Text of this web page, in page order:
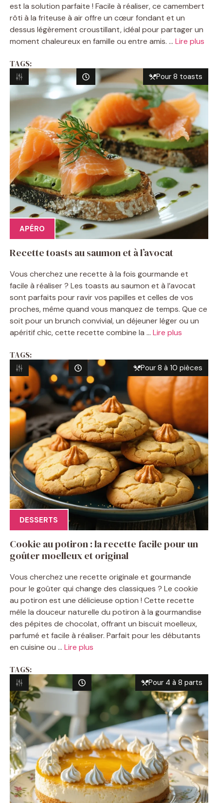
est la solution parfaite ! Facile à réaliser, ce camembert
rôti à la friteuse à air offre un cœur fondant et un
dessus légèrement croustillant, idéal pour partager un
moment chaleureux en famille ou entre amis. ... Lire plus
TAGS:
Pour 8 toasts
APÉRO
Recette toasts au saumon et à l’avocat
Vous cherchez une recette à la fois gourmande et
facile à réaliser ? Les toasts au saumon et à l’avocat
sont parfaits pour ravir vos papilles et celles de vos
proches, même quand vous manquez de temps. Que ce
soit pour un brunch convivial, un déjeuner léger ou un
apéritif chic, cette recette combine la ... Lire plus
TAGS:
Pour 8 à 10 pièces
DESSERTS
Cookie au potiron : la recette facile pour un
goûter moelleux et original
Vous cherchez une recette originale et gourmande
pour le goûter qui change des classiques ? Le cookie
au potiron est une délicieuse option ! Cette recette
mêle la douceur naturelle du potiron à la gourmandise
des pépites de chocolat, offrant un biscuit moelleux,
parfumé et facile à réaliser. Parfait pour les débutants
en cuisine ou ... Lire plus
TAGS:
Pour 4 à 8 parts